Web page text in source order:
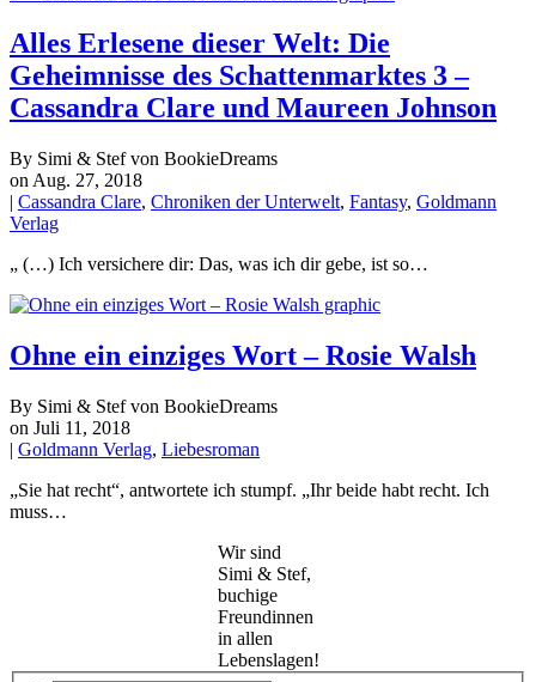
Alles Erlesene dieser Welt: Die
Geheimnisse des Schattenmarktes 3 –
Cassandra Clare und Maureen Johnson
By Simi & Stef von BookieDreams
on Aug. 27, 2018
| Cassandra Clare, Chroniken der Unterwelt, Fantasy, Goldmann
Verlag
„ (…) Ich versichere dir: Das, was ich dir gebe, ist so…
Ohne ein einziges Wort – Rosie Walsh
By Simi & Stef von BookieDreams
on Juli 11, 2018
| Goldmann Verlag, Liebesroman
„Sie hat recht“, antwortete ich stumpf. „Ihr beide habt recht. Ich
muss…
Wir sind
Simi & Stef,
buchige
Freundinnen
in allen
Lebenslagen!